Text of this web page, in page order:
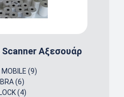
Scanner Αξεσουάρ
MOBILE (9)
(6)
(4)